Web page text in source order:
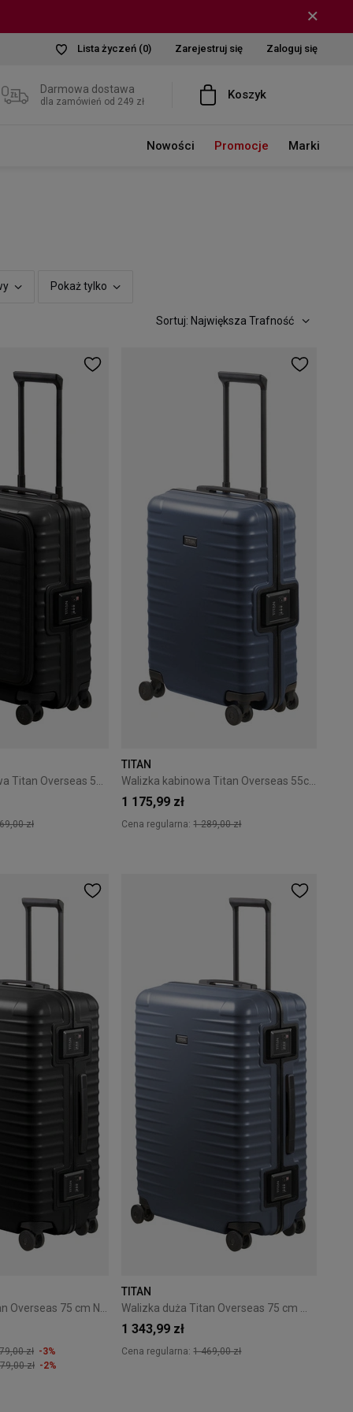
Lista życzeń (0) Zarejestruj się Zaloguj się
Darmowa dostawa
dla zamówień od 249 zł Koszyk
Nowości Promocje Marki
Pokaż tylko
Sortuj: Największa Trafność
Walizka biznesowa Titan Overseas 55 cm Black
zł
TITAN
Walizka kabinowa Titan Overseas 55cm Midnight Blue
1 175,99 zł
Cena regularna:1 289,00 zł
zł -3%
zł -2%
TITAN
1 343,99 zł
Cena regularna:1 469,00 zł